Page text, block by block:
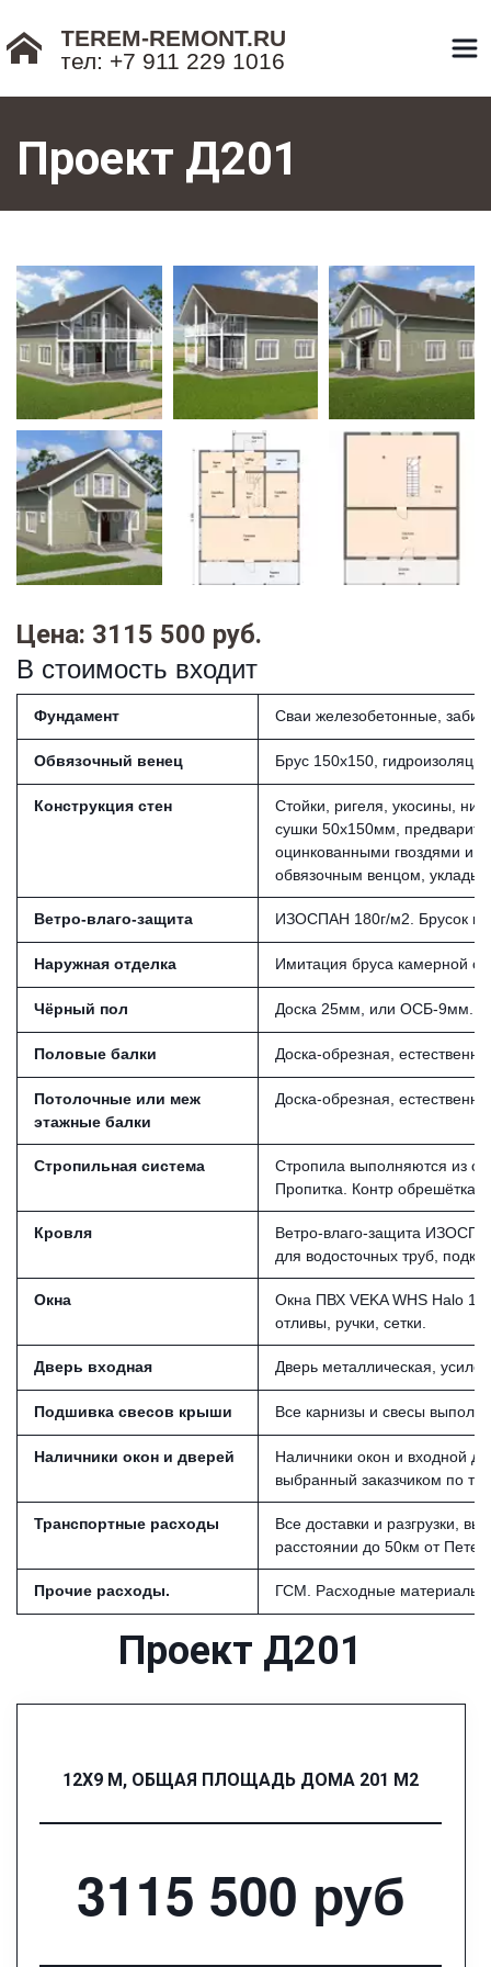
TEREM-REMONT.RU
тел: +7 911 229 1016
Проект Д201
Цена: 3115 500 руб.
В стоимость входит
Фундамент Сваи железобетонные,
Обвязочный венец Брус 150х150,
Конструкция стен
Стойки, ригеля, укосины,
сушки 50х150мм,
оцинкованными гвоздями и
обвязочным венцом,
Ветро-влаго-защита ИЗОСПАН 180г/м2. Брусок из
Наружная отделка Имитация бруса камерной
Чёрный пол Доска 25мм, или ОСБ-
Половые балки Доска-обрезная,
Потолочные или меж
этажные балки
Доска-обрезная,
Стропильная система
Стропила выполняются из
Пропитка. Контр обрешётка
Кровля
Ветро-влаго-защита
для водосточных труб,
Окна
Окна ПВХ VEKA WHS Halo
отливы, ручки, сетки.
Дверь входная Дверь металлическая,
Подшивка свесов крыши Все карнизы и свесы
Наличники окон и дверей
Наличники окон и входной
выбранный заказчиком по
Транспортные расходы
Все доставки и разгрузки,
расстоянии до 50км от
Прочие расходы. ГСМ. Расходные материалы
Проект Д201
12Х9 М, ОБЩАЯ ПЛОЩАДЬ ДОМА 201 М2
3115 500 руб